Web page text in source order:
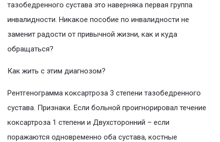
тазобедренного сустава это наверняка первая группа
инвалидности. Никакое пособие по инвалидности не
заменит радости от привычной жизни, как и куда
обращаться?
Как жить с этим диагнозом?
Рентгенограмма коксартроза 3 степени тазобедренного
сустава. Признаки. Если больной проигнорировал течение
коксартроза 1 степени и Двухсторонний – если
поражаются одновременно оба сустава, костные